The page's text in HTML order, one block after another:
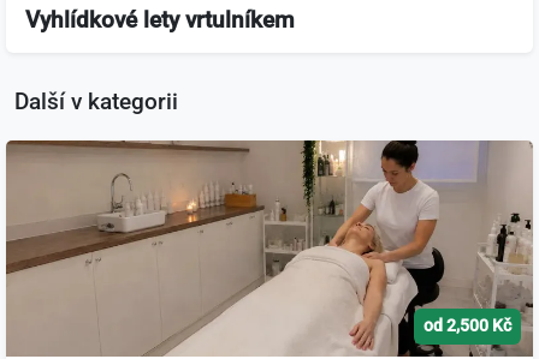
Vyhlídkové lety vrtulníkem
Další v kategorii
od 2,500 Kč